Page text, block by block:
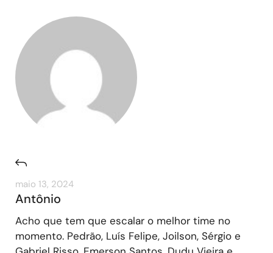
maio 13, 2024
Antônio
Acho que tem que escalar o melhor time no
momento. Pedrão, Luís Felipe, Joilson, Sérgio e